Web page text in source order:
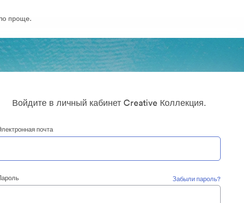
проще.
Войдите в личный кабинет Creative Коллекция.
почта
Забыли пароль?